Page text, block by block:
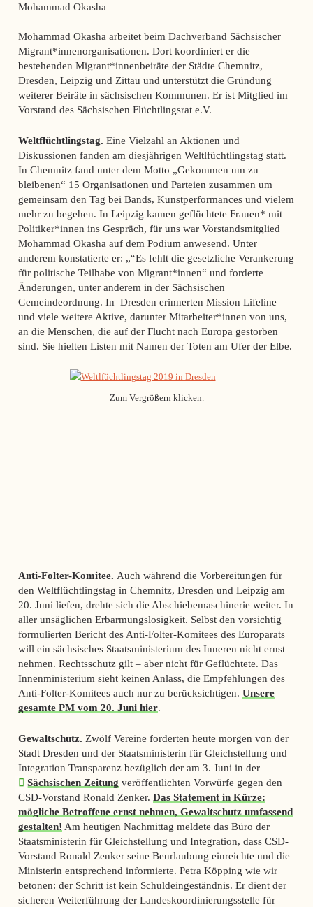
Mohammad Okasha
Mohammad Okasha arbeitet beim Dachverband Sächsischer
Migrant*innenorganisationen. Dort koordiniert er die
bestehenden Migrant*innenbeiräte der Städte Chemnitz,
Dresden, Leipzig und Zittau und unterstützt die Gründung
weiterer Beiräte in sächsischen Kommunen. Er ist Mitglied im
Vorstand des Sächsischen Flüchtlingsrat e.V.
Weltflüchtlingstag. Eine Vielzahl an Aktionen und
Diskussionen fanden am diesjährigen Weltlfüchtlingstag statt.
In Chemnitz fand unter dem Motto „Gekommen um zu
bleibenen“ 15 Organisationen und Parteien zusammen um
gemeinsam den Tag bei Bands, Kunstperformances und vielem
mehr zu begehen. In Leipzig kamen geflüchtete Frauen* mit
Politiker*innen ins Gespräch, für uns war Vorstandsmitglied
Mohammad Okasha auf dem Podium anwesend. Unter
anderem konstatierte er: „“Es fehlt die gesetzliche Verankerung
für politische Teilhabe von Migrant*innen“ und forderte
Änderungen, unter anderem in der Sächsischen
Gemeindeordnung. In Dresden erinnerten Mission Lifeline
und viele weitere Aktive, darunter Mitarbeiter*innen von uns,
an die Menschen, die auf der Flucht nach Europa gestorben
sind. Sie hielten Listen mit Namen der Toten am Ufer der Elbe.
Zum Vergrößern klicken.
Anti-Folter-Komitee. Auch während die Vorbereitungen für
den Weltflüchtlingstag in Chemnitz, Dresden und Leipzig am
20. Juni liefen, drehte sich die Abschiebemaschinerie weiter. In
aller unsäglichen Erbarmungslosigkeit. Selbst den vorsichtig
formulierten Bericht des Anti-Folter-Komitees des Europarats
will ein sächsisches Staatsministerium des Inneren nicht ernst
nehmen. Rechtsschutz gilt – aber nicht für Geflüchtete. Das
Innenministerium sieht keinen Anlass, die Empfehlungen des
Anti-Folter-Komitees auch nur zu berücksichtigen. Unsere
gesamte PM vom 20. Juni hier.
Gewaltschutz. Zwölf Vereine forderten heute morgen von der
Stadt Dresden und der Staatsministerin für Gleichstellung und
Integration Transparenz bezüglich der am 3. Juni in der
Sächsischen Zeitung veröffentlichten Vorwürfe gegen den
CSD-Vorstand Ronald Zenker. Das Statement in Kürze:
mögliche Betroffene ernst nehmen, Gewaltschutz umfassend
gestalten! Am heutigen Nachmittag meldete das Büro der
Staatsministerin für Gleichstellung und Integration, dass CSD-
Vorstand Ronald Zenker seine Beurlaubung einreichte und die
Ministerin entsprechend informierte. Petra Köpping wie wir
betonen: der Schritt ist kein Schuldeingeständnis. Er dient der
sicheren Weiterführung der Landeskoordinierungsstelle für